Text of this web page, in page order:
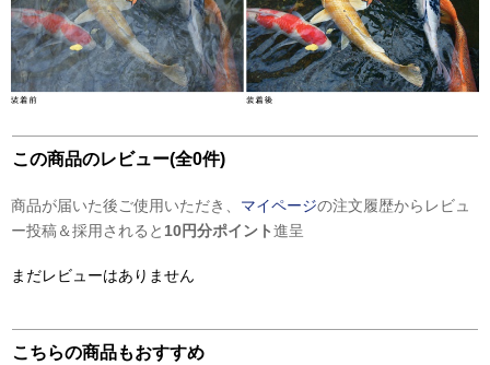
この商品のレビュー(全0件)
商品が届いた後ご使用いただき、 マイページの注文履歴からレビュ
ー投稿＆採用されると 10円分ポイント進呈
まだレビューはありません
こちらの商品もおすすめ